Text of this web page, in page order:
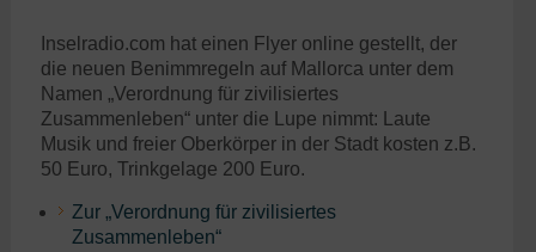
Inselradio.com hat einen Flyer online gestellt, der
die neuen Benimmregeln auf Mallorca unter dem
Namen „Verordnung für zivilisiertes
Zusammenleben“ unter die Lupe nimmt: Laute
Musik und freier Oberkörper in der Stadt kosten z.B.
50 Euro, Trinkgelage 200 Euro.
Zur „Verordnung für zivilisiertes
Zusammenleben“